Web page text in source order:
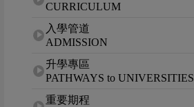
CURRICULUM
入學管道
ADMISSION
升學專區
PATHWAYS to UNIVERSITIES
重要期程